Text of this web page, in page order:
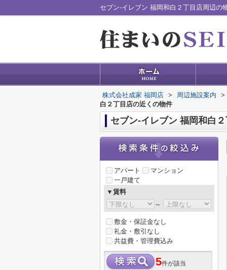
セブン-イレブン 福岡和白２丁目店周辺の
株式会社成家 福岡店 > 周辺施設案内
>
白２丁目店の近くの物件
セブン-イレブン 福岡和白
アパート
マンション
一戸建て
▼賃料
～
敷金・保証金なし
礼金・敷引なし
共益費・管理費込み
5件が該当